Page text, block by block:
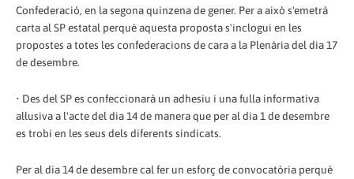
Confederació, en la segona quinzena de gener. Per a això s'emetrà
carta al SP estatal perquè aquesta proposta s'inclogui en les
propostes a totes les confederacions de cara a la Plenària del dia 17
de desembre.
• Des del SP es confeccionarà un adhesiu i una fulla informativa
al·lusiva a l'acte del dia 14 de manera que per al dia 1 de desembre
es trobi en les seus dels diferents sindicats.
Per al dia 14 de desembre cal fer un esforç de convocatòria perquè